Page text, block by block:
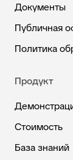
Документы
Публичная
Политика
Продукт
Стоимость
База знаний